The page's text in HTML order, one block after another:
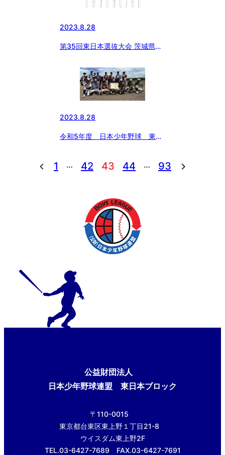
2023.8.28
第35回東日本選抜大会 茨城県支
2023.8.28
令和5年度 日本少年野球 東日
1 … 42 43 44 … 93
公益財団法人
日本少年野球連盟 東日本ブロック
〒110-0015
東京都台東区東上野１丁目21-8
ウイスダム東上野2F
TEL.03-6427-7689 FAX.03-6427-7691